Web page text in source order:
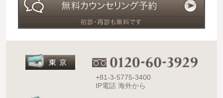
+81-3-5775-3400
IP電話 海外から